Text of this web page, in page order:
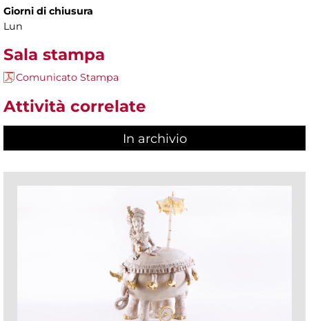
Giorni di chiusura
Lun
Sala stampa
Comunicato Stampa
Attività correlate
In archivio